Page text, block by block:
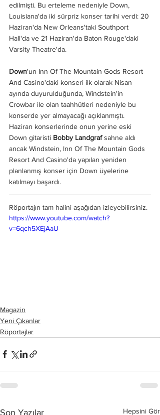
edilmişti. Bu erteleme nedeniyle Down,
Louisiana'da iki sürpriz konser tarihi verdi: 20
Haziran'da New Orleans'taki Southport
Hall'da ve 21 Haziran'da Baton Rouge'daki
Varsity Theatre'da.
Down'un Inn Of The Mountain Gods Resort
And Casino'daki konseri ilk olarak Nisan
ayında duyurulduğunda, Windstein'in
Crowbar ile olan taahhütleri nedeniyle bu
konserde yer almayacağı açıklanmıştı.
Haziran konserlerinde onun yerine eski
Down gitaristi Bobby Landgraf sahne aldı
ancak Windstein, Inn Of The Mountain Gods
Resort And Casino'da yapılan yeniden
planlanmış konser için Down üyelerine
katılmayı başardı.
Röportajın tam halini aşağıdan izleyebilirsiniz.
https://www.youtube.com/watch?
v=6qch5XEjAaU
Magazin
Yeni Çıkanlar
Röportajlar
Son Yazılar Hepsini Gör